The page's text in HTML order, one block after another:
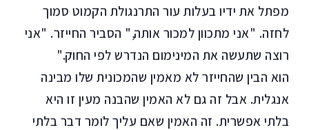
מפתל את ידיו בעלות עור התרנגולת הקמוט סמוך
לחזה. "אני מתכוון למכור אותה," הסביר החייזר. "אני
רוצה שתעשה את המינימום הנדרש לפי החוק."
הוא הבין שהחייזר לא מאמין שהמכונית שלו מבינה
אנגלית. אבל זה גם לא האמין שהבנה מעין זו היא
בלתי אפשרית. זה האמין שאם עליך לומר דבר בלתי